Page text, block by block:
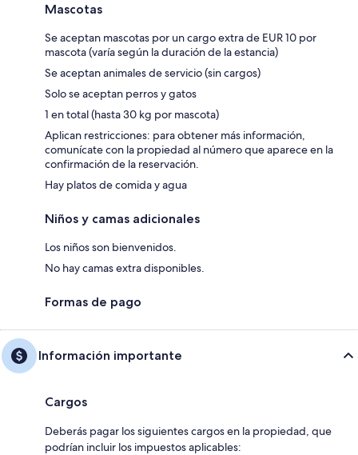
Mascotas
Se aceptan mascotas por un cargo extra de EUR 10 por
mascota (varía según la duración de la estancia)
Se aceptan animales de servicio (sin cargos)
Solo se aceptan perros y gatos
1 en total (hasta 30 kg por mascota)
Aplican restricciones: para obtener más información,
comunícate con la propiedad al número que aparece en la
confirmación de la reservación.
Hay platos de comida y agua
Niños y camas adicionales
Los niños son bienvenidos.
No hay camas extra disponibles.
Formas de pago
Información importante
Cargos
Deberás pagar los siguientes cargos en la propiedad, que
podrían incluir los impuestos aplicables: